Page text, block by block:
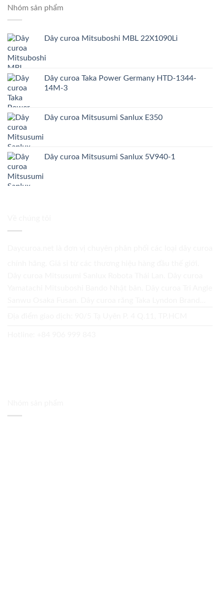
Nhóm sản phẩm
Dây curoa Mitsuboshi MBL 22X1090Li
Dây curoa Taka Power Germany HTD-1344-
14M-3
Dây curoa Mitsusumi Sanlux E350
Dây curoa Mitsusumi Sanlux 5V940-1